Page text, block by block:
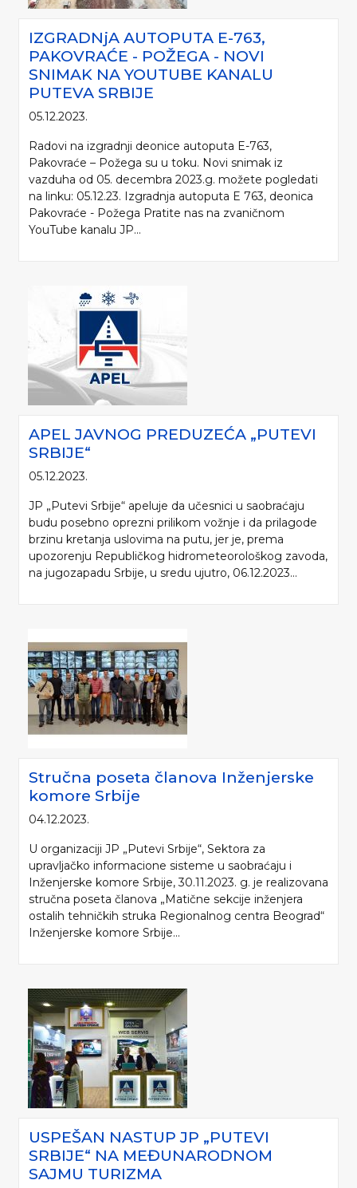
IZGRADNjA AUTOPUTA E-763,
PAKOVRAĆE - POŽEGA - NOVI
SNIMAK NA YOUTUBE KANALU
PUTEVA SRBIJE
05.12.2023.
Radovi na izgradnji deonice autoputa E-763,
Pakovraće – Požega su u toku. Novi snimak iz
vazduha od 05. decembra 2023.g. možete pogledati
na linku: 05.12.23. Izgradnja autoputa E 763, deonica
Pakovraće - Požega Pratite nas na zvaničnom
YouTube kanalu JP...
APEL JAVNOG PREDUZEĆA „PUTEVI
SRBIJE“
05.12.2023.
JP „Putevi Srbije“ apeluje da učesnici u saobraćaju
budu posebno oprezni prilikom vožnje i da prilagode
brzinu kretanja uslovima na putu, jer je, prema
upozorenju Republičkog hidrometeorološkog zavoda,
na jugozapadu Srbije, u sredu ujutro, 06.12.2023...
Stručna poseta članova Inženjerske
komore Srbije
04.12.2023.
U organizaciji JP „Putevi Srbije“, Sektora za
upravljačko informacione sisteme u saobraćaju i
Inženjerske komore Srbije, 30.11.2023. g. je realizovana
stručna poseta članova „Matične sekcije inženjera
ostalih tehničkih struka Regionalnog centra Beograd“
Inženjerske komore Srbije...
USPEŠAN NASTUP JP „PUTEVI
SRBIJE“ NA MEĐUNARODNOM
SAJMU TURIZMA